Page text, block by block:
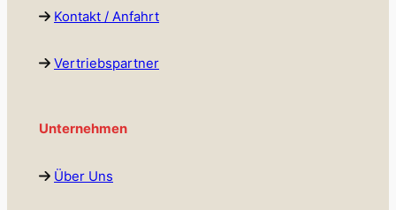
Kontakt / Anfahrt
Vertriebspartner
Unternehmen
Über Uns